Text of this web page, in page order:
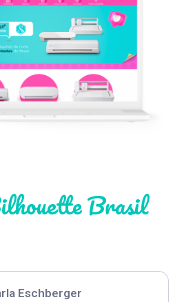
Brasil
Pastori
Ney
Eschberger